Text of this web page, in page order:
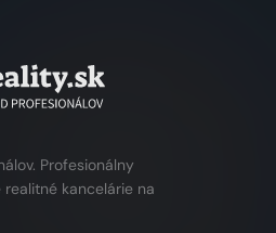
Profesionálny
kancelárie na